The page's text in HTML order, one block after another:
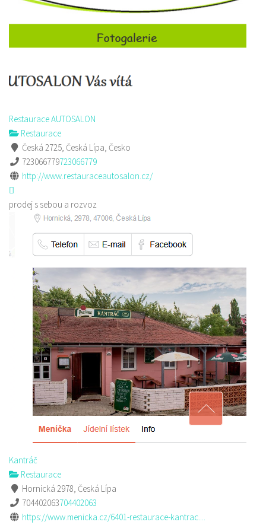
Restaurace AUTOSALON
Restaurace
Česká 2725, Česká Lípa, Česko
723066779723066779
http://www.restauraceautosalon.cz/
prodej s sebou a rozvoz
Kantráč
Restaurace
Hornická 2978, Česká Lípa
704402063704402063
https://www.menicka.cz/6401-restaurace-kantrac....